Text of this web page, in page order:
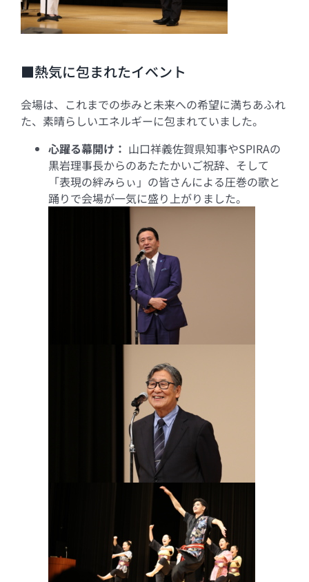
■熱気に包まれたイベント
会場は、これまでの歩みと未来への希望に満ちあふれ
た、素晴らしいエネルギーに包まれていました。
心躍る幕開け： 山口祥義佐賀県知事やSPIRAの
黒岩理事長からのあたたかいご祝辞、そして
「表現の絆みらぃ」の皆さんによる圧巻の歌と
踊りで会場が一気に盛り上がりました。